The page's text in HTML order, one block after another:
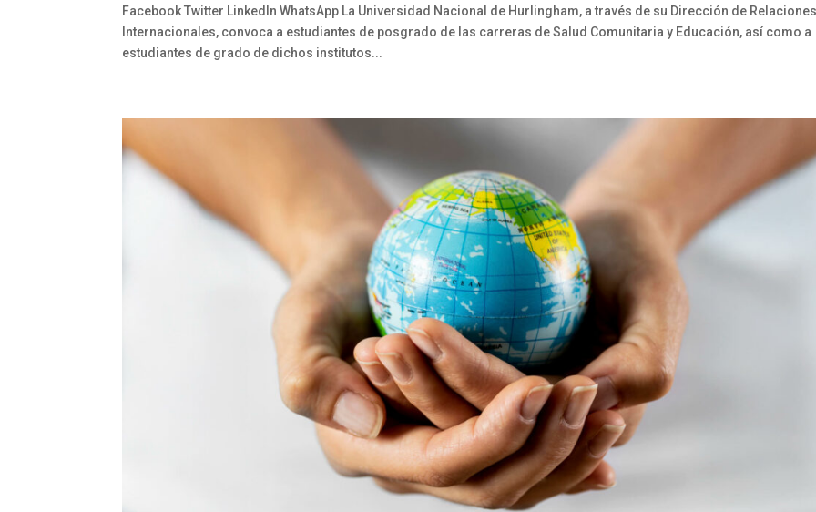
Facebook Twitter LinkedIn WhatsApp La Universidad Nacional de Hurlingham, a través de su Dirección de
Internacionales, convoca a estudiantes de posgrado de las carreras de Salud Comunitaria y Educación, así como a
estudiantes de grado de dichos institutos...